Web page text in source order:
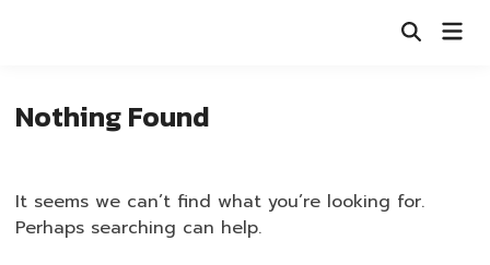
Open
Nothing Found
It seems we can’t find what you’re looking for.
Perhaps searching can help.